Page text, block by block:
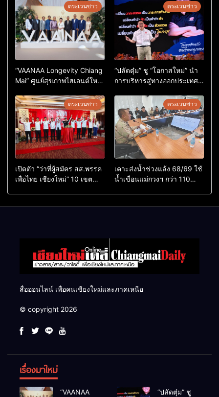
ตระเวนข่าว
“VAANAA Longevity Chiang
Mai” ศูนย์สุขภาพไฮเอนต์ใหญ่
ตระเวนข่าว
“ปลัดตุ๋ม” ชู “โอกาสใหม่” นำ
การบริหารสู่ทางออกประเทศ
ตระเวนข่าว
เปิดตัว “ว่าที่ผู้สมัคร สส.พรรค
เพื่อไทย เชียงใหม่” 10 เขต
ตระเวนข่าว
เคาะส่งน้ำช่วงแล้ง 68/69 ใช้
น้ำเขื่อนแม่กวงฯ กว่า 110
สื่อออนไลน์ เพื่อคนเชียงใหม่และภาคเหนือ
© copyright 2026
เรื่องมาใหม่
“VAANAA “ปลัดตุ๋ม” ชู